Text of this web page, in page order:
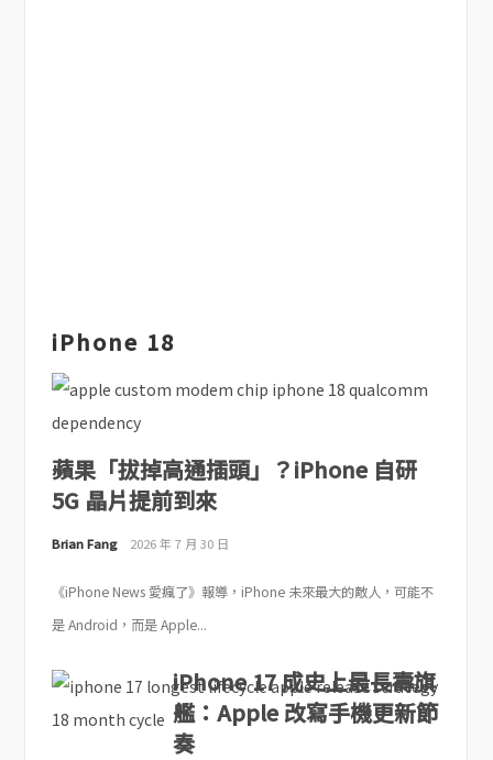
iPhone 18
蘋果「拔掉高通插頭」？iPhone 自研
5G 晶片提前到來
Brian Fang 2026 年 7 月 30 日
《iPhone News 愛瘋了》報導，iPhone 未來最大的敵人，可能不
是 Android，而是 Apple...
iPhone 17 成史上最長壽旗
艦：Apple 改寫手機更新節
奏